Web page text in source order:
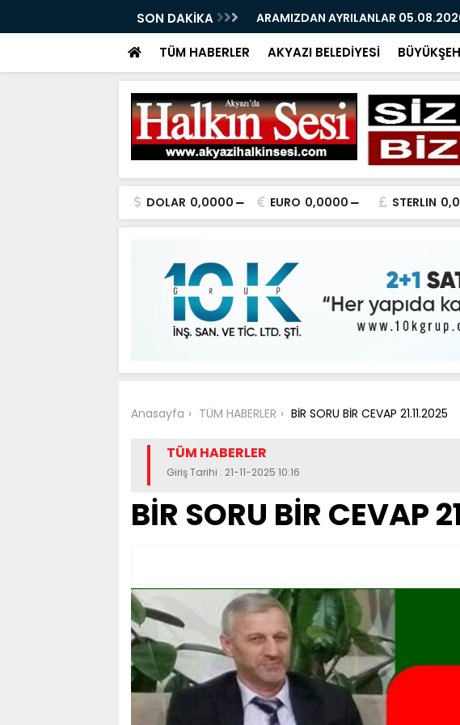
SON DAKİKA ARAMIZDAN AYRILANLAR
TÜM HABERLER AKYAZI BELEDİYESİ
DOLAR 0,0000 EURO 0,0000 STERLIN
Anasayfa TÜM HABERLER BİR SORU BİR CEVAP 21.11.2025
TÜM HABERLER
Giriş Tarihi : 21-11-2025 10:16
BİR SORU BİR CEVAP